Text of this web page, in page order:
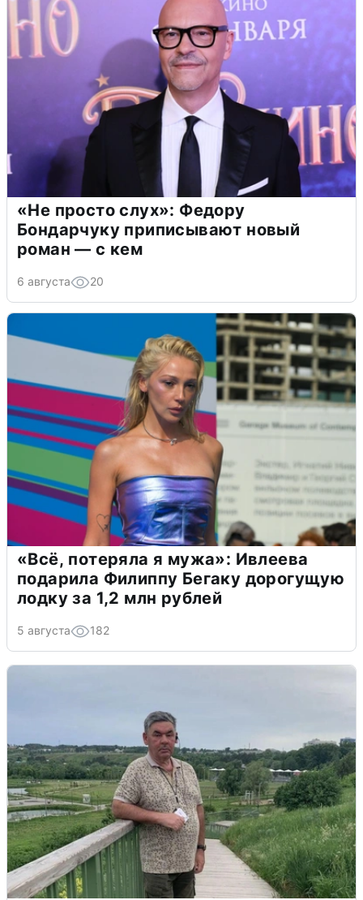
«Не просто слух»: Федору
Бондарчуку приписывают новый
роман — с кем
6 августа 20
«Всё, потеряла я мужа»: Ивлеева
подарила Филиппу Бегаку дорогущую
лодку за 1,2 млн рублей
5 августа 182